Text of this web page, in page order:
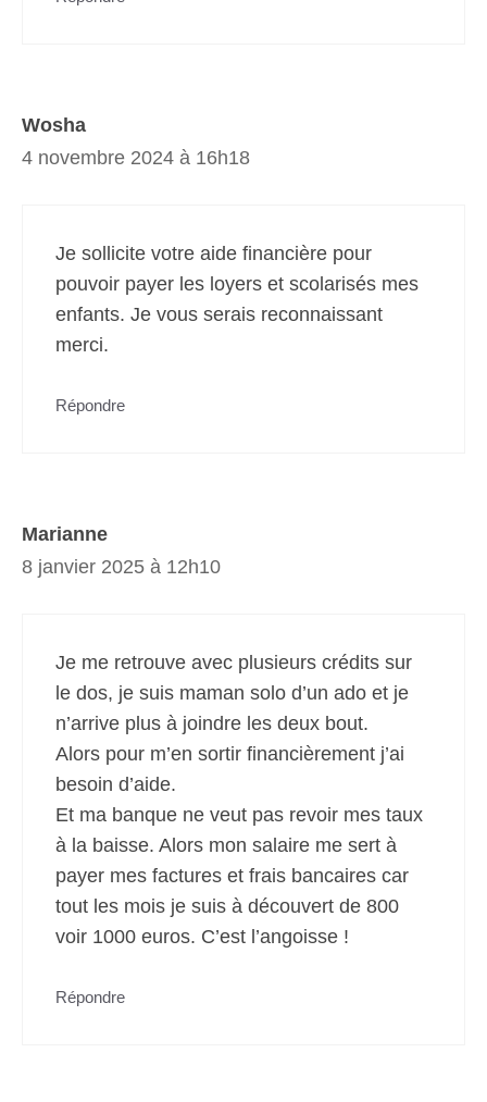
Wosha
4 novembre 2024 à 16h18
Je sollicite votre aide financière pour
pouvoir payer les loyers et scolarisés mes
enfants. Je vous serais reconnaissant
merci.
Répondre
Marianne
8 janvier 2025 à 12h10
Je me retrouve avec plusieurs crédits sur
le dos, je suis maman solo d’un ado et je
n’arrive plus à joindre les deux bout.
Alors pour m’en sortir financièrement j’ai
besoin d’aide.
Et ma banque ne veut pas revoir mes taux
à la baisse. Alors mon salaire me sert à
payer mes factures et frais bancaires car
tout les mois je suis à découvert de 800
voir 1000 euros. C’est l’angoisse !
Répondre